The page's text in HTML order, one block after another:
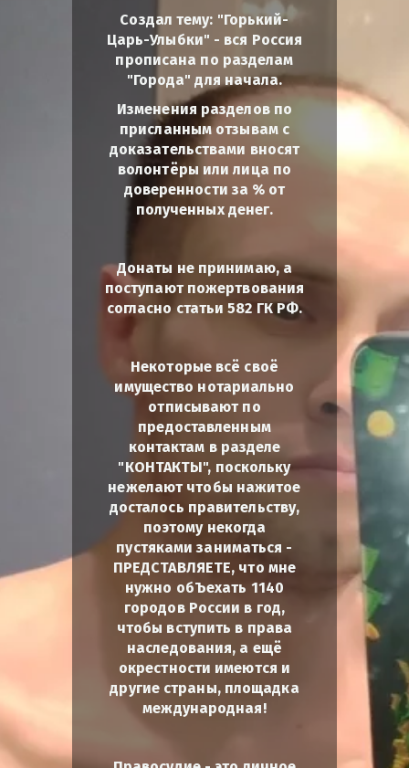
Создал тему: "Горький-
Царь-Улыбки" - вся Россия
прописана по разделам
"Города" для начала.
Изменения разделов по
присланным отзывам с
доказательствами вносят
волонтёры или лица по
доверенности за % от
полученных денег.
Донаты не принимаю, а
поступают пожертвования
согласно статьи 582 ГК РФ.
Некоторые всё своё
имущество нотариально
отписывают по
предоставленным
контактам в разделе
"КОНТАКТЫ", поскольку
нежелают чтобы нажитое
досталось правительству,
поэтому некогда
пустяками заниматься -
ПРЕДСТАВЛЯЕТЕ, что мне
нужно обЪехать 1140
городов России в год,
чтобы вступить в права
наследования, а ещё
окрестности имеются и
другие страны, площадка
международная!